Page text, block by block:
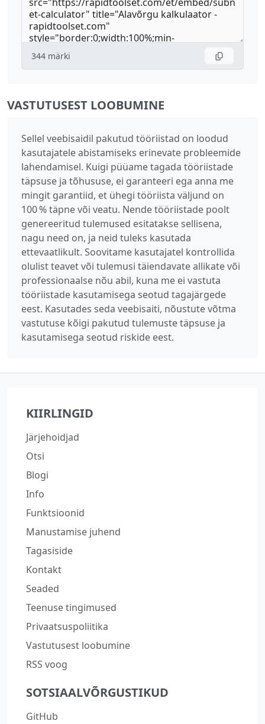
344 märki
VASTUTUSEST LOOBUMINE
Sellel veebisaidil pakutud tööriistad on loodud
kasutajatele abistamiseks erinevate probleemide
lahendamisel. Kuigi püüame tagada tööriistade
täpsuse ja tõhususe, ei garanteeri ega anna me
mingit garantiid, et ühegi tööriista väljund on
100 % täpne või veatu. Nende tööriistade poolt
genereeritud tulemused esitatakse sellisena,
nagu need on, ja neid tuleks kasutada
ettevaatlikult. Soovitame kasutajatel kontrollida
olulist teavet või tulemusi täiendavate allikate või
professionaalse nõu abil, kuna me ei vastuta
tööriistade kasutamisega seotud tagajärgede
eest. Kasutades seda veebisaiti, nõustute võtma
vastutuse kõigi pakutud tulemuste täpsuse ja
kasutamisega seotud riskide eest.
KIIRLINGID
Järjehoidjad
Otsi
Blogi
Info
Funktsioonid
Manustamise juhend
Tagasiside
Kontakt
Seaded
Teenuse tingimused
Privaatsuspoliitika
Vastutusest loobumine
RSS voog
SOTSIAALVÕRGUSTIKUD
GitHub